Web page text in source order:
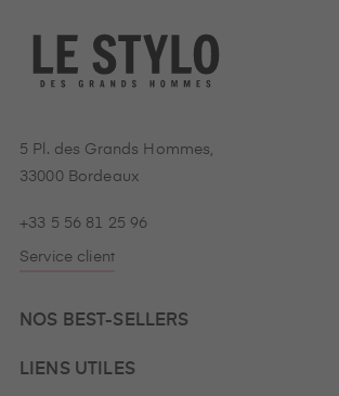
5 Pl. des Grands Hommes,
33000 Bordeaux
+33 5 56 81 25 96
Service client
NOS BEST-SELLERS
LIENS UTILES